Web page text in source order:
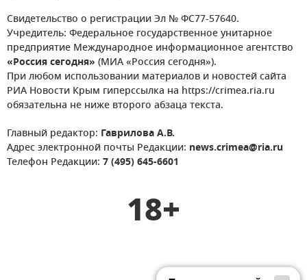
Свидетельство о регистрации Эл № ФС77-57640.
Учредитель: Федеральное государственное унитарное
предприятие Международное информационное агентство
«Россия сегодня» (МИА «Россия сегодня»).
При любом использовании материалов и новостей сайта
РИА Новости Крым гиперссылка на https://crimea.ria.ru
обязательна не ниже второго абзаца текста.
Главный редактор: Гаврилова А.В.
Адрес электронной почты Редакции: news.crimea@ria.ru
Телефон Редакции: 7 (495) 645-6601
18+